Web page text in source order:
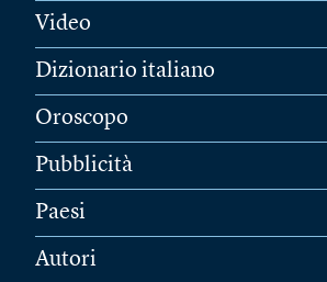
Video
Dizionario italiano
Oroscopo
Pubblicità
Paesi
Autori